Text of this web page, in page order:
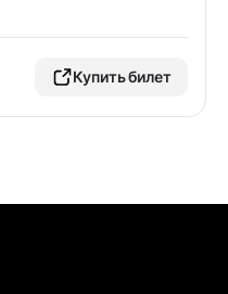
Купить билет